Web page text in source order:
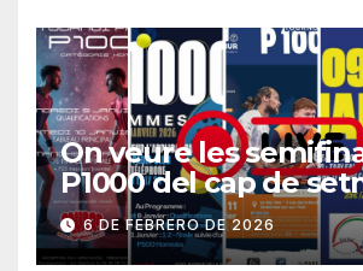
On veure les
P1000 del cap de
6 DE FEBRERO DE 2026